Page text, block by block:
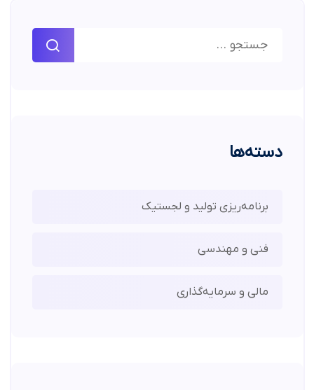
دسته‌ها
برنامه‌ریزی تولید و لجستیک
فنی و مهندسی
مالی و سرمایه‌گذاری